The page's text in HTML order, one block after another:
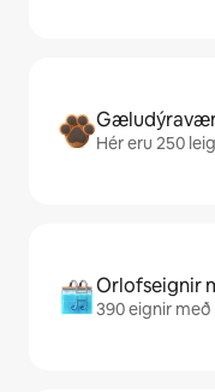
Hér eru 250
Orlofseignir
390 eignir